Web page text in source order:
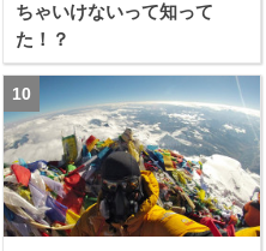
ちゃいけないって知って
た！？